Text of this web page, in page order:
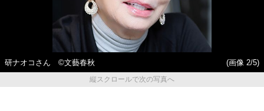
研ナオコさん ©︎文藝春秋
(画像 2/5)
縦スクロールで次の写真へ